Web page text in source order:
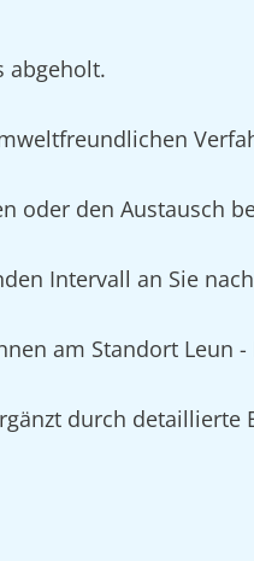
abgeholt.
oder den Austausch
Intervall an Sie
am Standort Leun
durch detaillierte